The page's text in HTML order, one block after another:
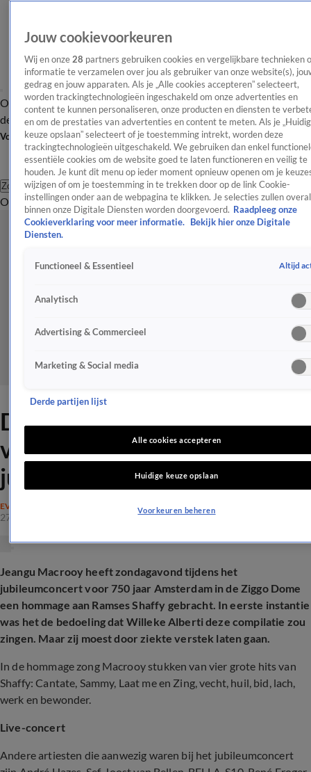
OverzichtAfleveringen Entertainment TV Algemeen
Tip
de redactieNieuwsbrief
Volg Shownieuws
Zoeken
OverzichtEntertainmentSpraakmakendRealityCrimeVideo's
Deze zanger zingt in plaats
van Willeke Alberti bij
jubileumsconcert
EVENEMENTEN
27 okt 2024, 22:40
Jeangu Macrooy heeft zondagavond tijdens het
jubileumconcert voor 750 jaar Amsterdam in de Ziggo Dome
een hommage aan Ramses Shaffy gebracht. In eerste instantie
was het de bedoeling dat Willeke Alberti deze compilatie zou
zingen. Maar zij moest door ziekte verstek laten gaan.
In de hommage zong Macrooy stukken van vier grote hits van
Shaffy: Cantate, Sammy, Laat me en Zing, vecht, huil, bid, lach,
werk en bewonder.
Live-concert
Andere artiesten die aanwezig waren bij het jubileumconcert
Jouw cookievoorkeuren
Wij en onze 28 partners gebruiken cookies en vergelijkbare technieken
informatie te verzamelen over jou als gebruiker van onze website(s),
gedrag en jouw apparaten. Als je „Alle cookies accepteren” selecteert,
worden trackingtechnologieën ingeschakeld om onze advertenties en
content te kunnen personaliseren, onze producten en diensten te
en om de prestaties van advertenties en content te meten. Als je
keuze opslaan” selecteert of je toestemming intrekt, worden deze
trackingtechnologieën uitgeschakeld. We gebruiken dan enkel
essentiële cookies om de website goed te laten functioneren en veilig te
houden. Je kunt dit menu op ieder moment opnieuw openen om je
wijzigen of om je toestemming in te trekken door op de link Cookie-
instellingen onder aan de webpagina te klikken. Je selecties zullen overal
binnen onze Digitale Diensten worden doorgevoerd. Raadpleeg onze
Cookieverklaring voor meer informatie.
Bekijk hier onze Digitale
Diensten.
Functioneel & Essentieel Altijd
Analytisch
Advertising & Commercieel
Marketing & Social media
Derde partijen lijst
Alle cookies accepteren
Huidige keuze opslaan
Voorkeuren beheren